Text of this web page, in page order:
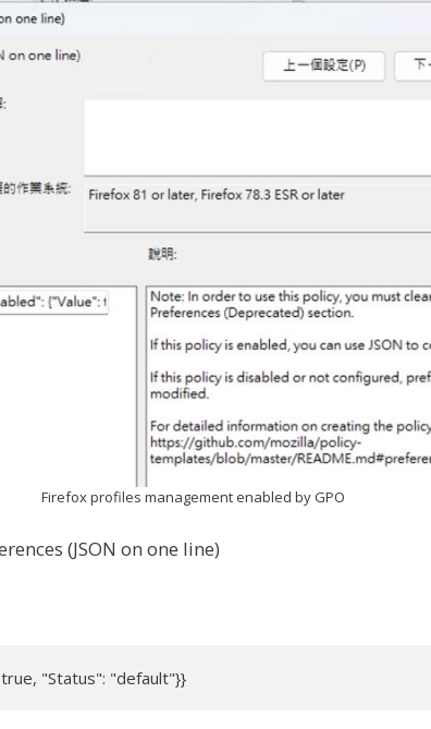
Firefox profiles management enabled by GPO
(JSON on one line)
"Status": "default"}}